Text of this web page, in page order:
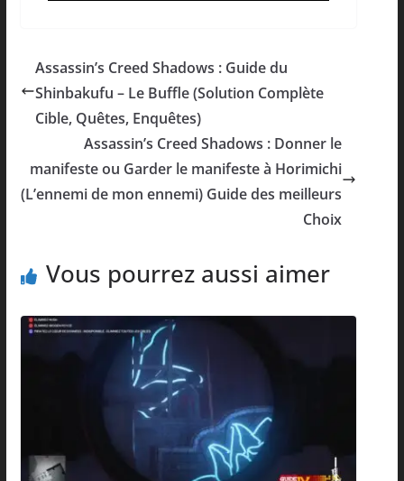
Assassin’s Creed Shadows : Guide du
Shinbakufu – Le Buffle (Solution Complète
Cible, Quêtes, Enquêtes)
Assassin’s Creed Shadows : Donner le
manifeste ou Garder le manifeste à Horimichi
(L’ennemi de mon ennemi) Guide des meilleurs
Choix
Vous pourrez aussi aimer